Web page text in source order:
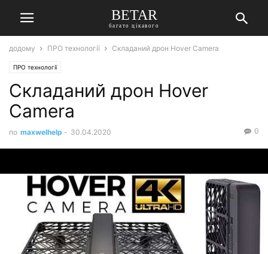
BETAR
багато цікавого
додому ПРО технології Складаний дрон Hover Camera
ПРО технології
Складаний дрон Hover
Camera
по maxwelhelp - 30.04.2020 0